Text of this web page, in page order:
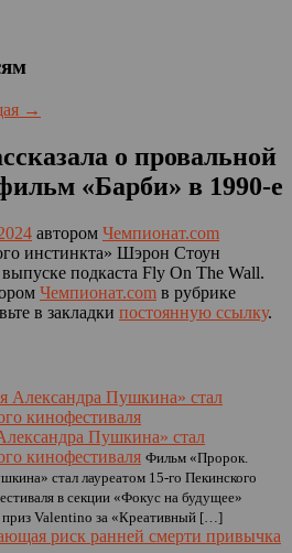
→
о провальной
«Барби» в 1990-е
автором Чемпионат.com
инстинкта» Шэрон Стоун
подкаста Fly On The Wall.
Чемпионат.com в рубрике
в закладки постоянную ссылку.
Пушкина» стал
кинофестиваля Фильм «Пророк.
стал лауреатом 15-го Пекинского
в секции «Фокус на будущее»
приз Valentino за «Креативный […]